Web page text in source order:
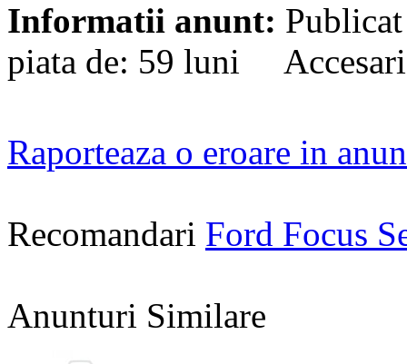
Informatii anunt:
piata de: 59 luni
Raporteaza o eroare in
Recomandari Ford Focus
Anunturi Similare